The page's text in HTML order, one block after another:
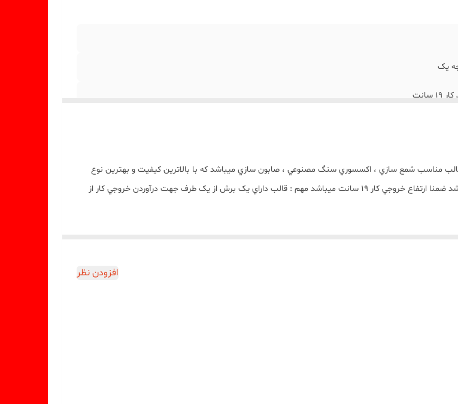
یک
مناسب شمع سازي ، اکسسوري سنگ مصنوعي ، صابون سازي ميباشد که با بالاترين کيفيت و بهترين نوع
سيليکون توليد شده است قالب با تضمين بدون حباب ، نرم و قابل انعطاف ميباشد ضمنا ارتفاع خروجي کار 19 سانت میباشد مهم : قالب داراي يک برش از يک طرف جهت درآوردن خروجي کار از
افزودن نظر